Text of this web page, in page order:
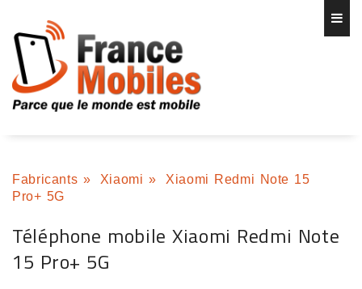
Fabricants » Xiaomi »
Xiaomi Redmi Note 15
Pro+ 5G
Téléphone mobile Xiaomi Redmi Note
15 Pro+ 5G